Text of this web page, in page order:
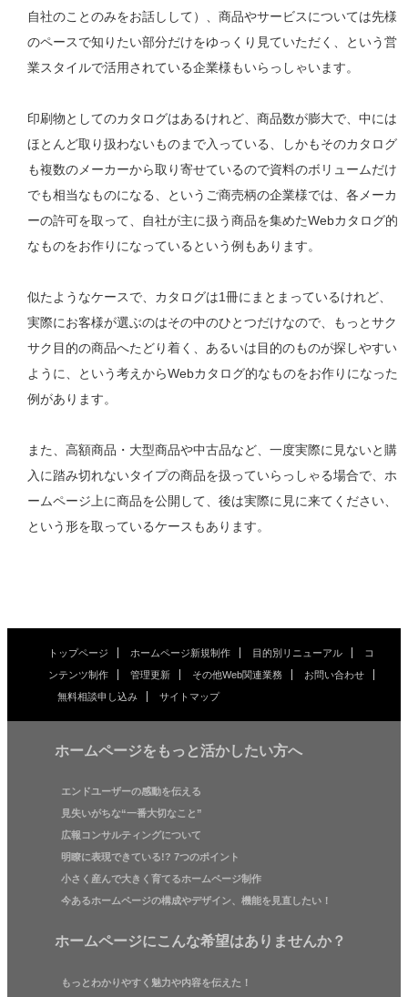
自社のことのみをお話しして）、商品やサービスについては先様
のペースで知りたい部分だけをゆっくり見ていただく、という営
業スタイルで活用されている企業様もいらっしゃいます。
印刷物としてのカタログはあるけれど、商品数が膨大で、中には
ほとんど取り扱わないものまで入っている、しかもそのカタログ
も複数のメーカーから取り寄せているので資料のボリュームだけ
でも相当なものになる、というご商売柄の企業様では、各メーカ
ーの許可を取って、自社が主に扱う商品を集めたWebカタログ的
なものをお作りになっているという例もあります。
似たようなケースで、カタログは1冊にまとまっているけれど、
実際にお客様が選ぶのはその中のひとつだけなので、もっとサク
サク目的の商品へたどり着く、あるいは目的のものが探しやすい
ように、という考えからWebカタログ的なものをお作りになった
例があります。
また、高額商品・大型商品や中古品など、一度実際に見ないと購
入に踏み切れないタイプの商品を扱っていらっしゃる場合で、ホ
ームページ上に商品を公開して、後は実際に見に来てください、
という形を取っているケースもあります。
トップページ ホームページ新規制作 目的別リニューアル
コ
ンテンツ制作
管理更新 その他Web関連業務
お問い合わせ
無料相談申し込み
サイトマップ
ホームページをもっと活かしたい方へ
エンドユーザーの感動を伝える
見失いがちな“一番大切なこと”
広報コンサルティングについて
明瞭に表現できている!? 7つのポイント
小さく産んで大きく育てるホームページ制作
今あるホームページの構成やデザイン、機能を見直したい！
ホームページにこんな希望はありませんか？
もっとわかりやすく魅力や内容を伝えた！